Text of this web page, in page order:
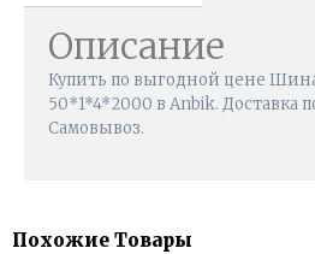
Описание
Купить по выгодной цене
50*1*4*2000 в Anbik. Доставка
Самовывоз.
Похожие Товары